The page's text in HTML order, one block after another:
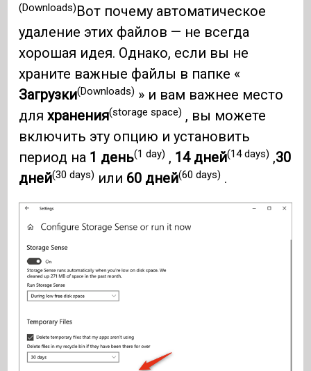
(Downloads)Вот почему автоматическое
удаление этих файлов — не всегда
хорошая идея. Однако, если вы не
храните важные файлы в папке «
Загрузки(Downloads) » и вам важнее место
дляхранения(storage space) , вы можете
включить эту опцию и установить
период на 1 день(1 day) , 14 дней(14 days) ,30
дней(30 days) или 60 дней(60 days) .